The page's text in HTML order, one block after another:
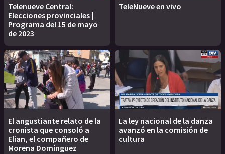
Telenueve Central:
Elecciones provinciales |
Programa del 15 de mayo
de 2023
TeleNueve en vivo
El angustiante relato de la
cronista que consoló a
Elian, el compañero de
Morena Domínguez
La ley nacional de la danza
avanzó en la comisión de
cultura